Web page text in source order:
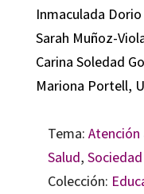
Inmaculada
Sarah Muñoz-
Carina Soledad
Mariona Portell,
Tema: Atención
Salud, Sociedad
Colección: